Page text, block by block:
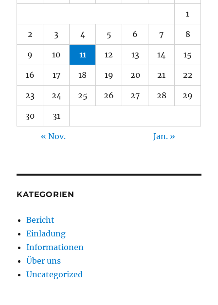
1
2 3 4 5 6 7 8
9 10 11 12 13 14 15
16 17 18 19 20 21 22
23 24 25 26 27 28 29
30 31
« Nov. Jan. »
KATEGORIEN
Bericht
Einladung
Informationen
Über uns
Uncategorized